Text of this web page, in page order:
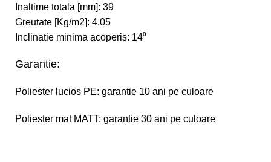
Inaltime totala [mm]: 39
Greutate [Kg/m2]: 4.05
Inclinatie minima acoperis: 14⁰
Garantie:
Poliester lucios PE: garantie 10 ani pe culoare
Poliester mat MATT: garantie 30 ani pe culoare